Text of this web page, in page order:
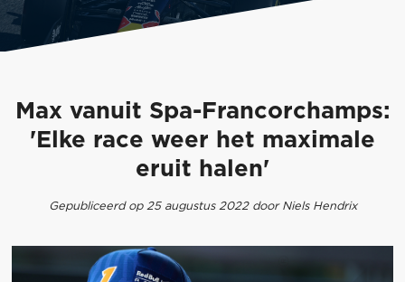
Max vanuit Spa-Francorchamps:
'Elke race weer het maximale
eruit halen'
Gepubliceerd op 25 augustus 2022 door Niels Hendrix